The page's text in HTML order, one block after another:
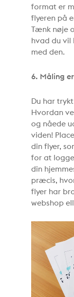
format er
flyeren på
Tænk nøje
hvad du vil
med den.
6. Måling
Du har
Hvordan
og nåede
viden!
din flyer,
for at
din
præcis,
flyer har
webshop